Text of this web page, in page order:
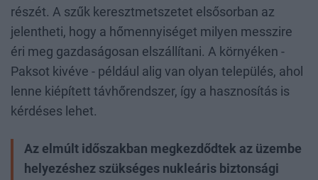
részét. A szűk keresztmetszetet elsősorban az
jelentheti, hogy a hőmennyiséget milyen messzire
éri meg gazdaságosan elszállítani. A környéken -
Paksot kivéve - például alig van olyan település, ahol
lenne kiépített távhőrendszer, így a hasznosítás is
kérdéses lehet.
Az elmúlt időszakban megkezdődtek az üzembe
helyezéshez szükséges nukleáris biztonsági